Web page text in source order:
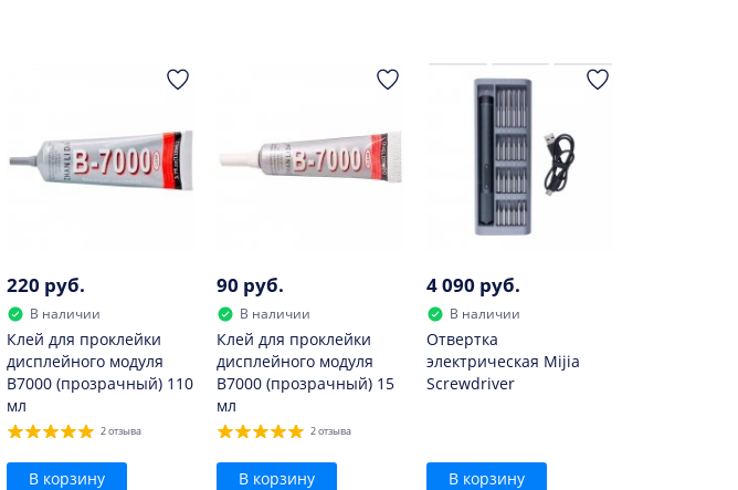
220 руб.
В наличии
Клей для проклейки
дисплейного модуля
B7000 (прозрачный) 110
мл
2 отзыва
В корзину
90 руб.
В наличии
Клей для проклейки
дисплейного модуля
B7000 (прозрачный) 15
мл
2 отзыва
В корзину
4 090 руб.
В наличии
Отвертка
электрическая Mijia
Screwdriver
В корзину